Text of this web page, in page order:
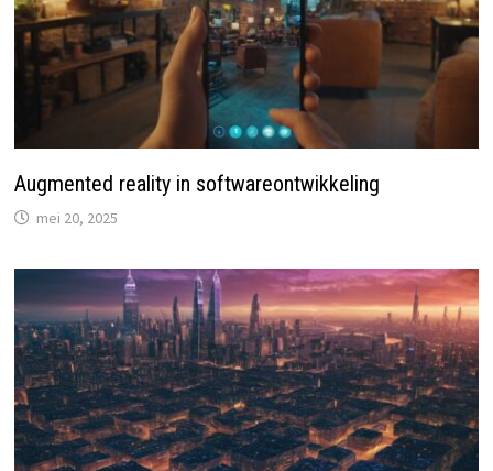
Augmented reality in softwareontwikkeling
mei 20, 2025